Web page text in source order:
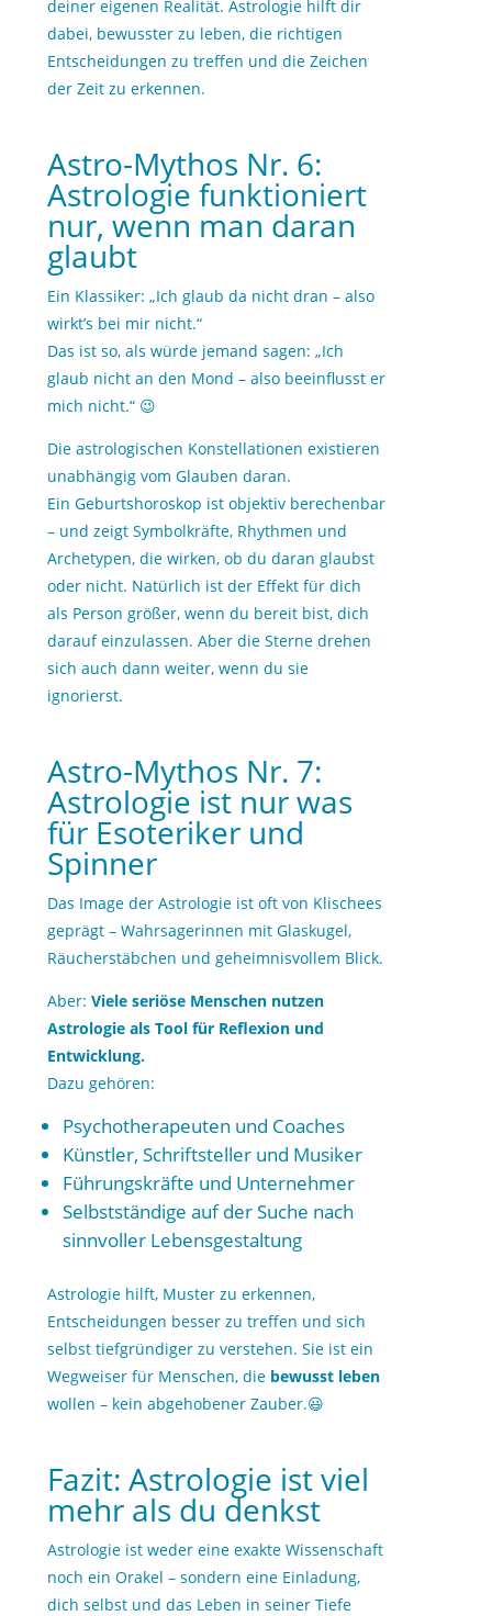
deiner eigenen Realität. Astrologie hilft dir
dabei, bewusster zu leben, die richtigen
Entscheidungen zu treffen und die Zeichen
der Zeit zu erkennen.
Astro-Mythos Nr. 6:
Astrologie funktioniert
nur, wenn man daran
glaubt
Ein Klassiker: „Ich glaub da nicht dran – also
wirkt’s bei mir nicht.“
Das ist so, als würde jemand sagen: „Ich
glaub nicht an den Mond – also beeinflusst er
mich nicht.“ 😉
Die astrologischen Konstellationen existieren
unabhängig vom Glauben daran.
Ein Geburtshoroskop ist objektiv berechenbar
– und zeigt Symbolkräfte, Rhythmen und
Archetypen, die wirken, ob du daran glaubst
oder nicht. Natürlich ist der Effekt für dich
als Person größer, wenn du bereit bist, dich
darauf einzulassen. Aber die Sterne drehen
sich auch dann weiter, wenn du sie
ignorierst.
Astro-Mythos Nr. 7:
Astrologie ist nur was
für Esoteriker und
Spinner
Das Image der Astrologie ist oft von Klischees
geprägt – Wahrsagerinnen mit Glaskugel,
Räucherstäbchen und geheimnisvollem Blick.
Aber: Viele seriöse Menschen nutzen
Astrologie als Tool für Reflexion und
Entwicklung.
Dazu gehören:
Psychotherapeuten und Coaches
Künstler, Schriftsteller und Musiker
Führungskräfte und Unternehmer
Selbstständige auf der Suche nach
sinnvoller Lebensgestaltung
Astrologie hilft, Muster zu erkennen,
Entscheidungen besser zu treffen und sich
selbst tiefgründiger zu verstehen. Sie ist ein
Wegweiser für Menschen, die bewusst leben
wollen – kein abgehobener Zauber.😃
Fazit: Astrologie ist viel
mehr als du denkst
Astrologie ist weder eine exakte Wissenschaft
noch ein Orakel – sondern eine Einladung,
dich selbst und das Leben in seiner Tiefe